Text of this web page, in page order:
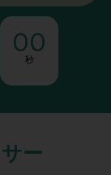
00
秒
ー